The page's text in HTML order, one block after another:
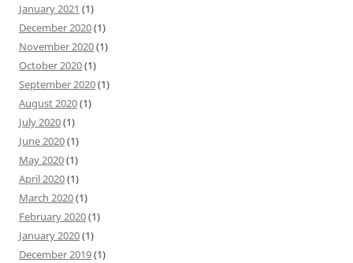
January 2021 (1)
December 2020(1)
November 2020(1)
October 2020(1)
September 2020(1)
August 2020(1)
July 2020(1)
June 2020(1)
May 2020(1)
April 2020(1)
March 2020(1)
February 2020(1)
January 2020(1)
December 2019(1)